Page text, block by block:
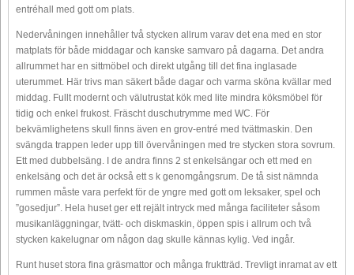
entréhall med gott om plats.
Nedervåningen innehåller två stycken allrum varav det ena med en stor
matplats för både middagar och kanske samvaro på dagarna. Det andra
allrummet har en sittmöbel och direkt utgång till det fina inglasade
uterummet. Här trivs man säkert både dagar och varma sköna kvällar med
middag. Fullt modernt och välutrustat kök med lite mindra köksmöbel för
tidig och enkel frukost. Fräscht duschutrymme med WC. För
bekvämlighetens skull finns även en grov-entré med tvättmaskin. Den
svängda trappen leder upp till övervåningen med tre stycken stora sovrum.
Ett med dubbelsäng. I de andra finns 2 st enkelsängar och ett med en
enkelsäng och det är också ett s k genomgångsrum. De tå sist nämnda
rummen måste vara perfekt för de yngre med gott om leksaker, spel och
”gosedjur”. Hela huset ger ett rejält intryck med många faciliteter såsom
musikanläggningar, tvätt- och diskmaskin, öppen spis i allrum och två
stycken kakelugnar om någon dag skulle kännas kylig. Ved ingår.
Runt huset stora fina gräsmattor och många fruktträd. Trevligt inramat av ett